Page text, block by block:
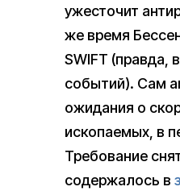
ужесточит
же время
SWIFT (правда,
событий). Сам
ожидания о
ископаемых, в
Требование
содержалось в